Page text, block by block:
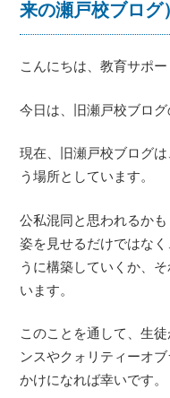
来の瀬戸校ブログ
こんにちは、教育サポー
今日は、旧瀬戸校ブログ
現在、旧瀬戸校ブログ
う場所としています。
公私混同と思われるか
姿を見せるだけではな
うに構築していくか、
います。
このことを通して、生
ンスやクォリティーオ
かけになれば幸いです。